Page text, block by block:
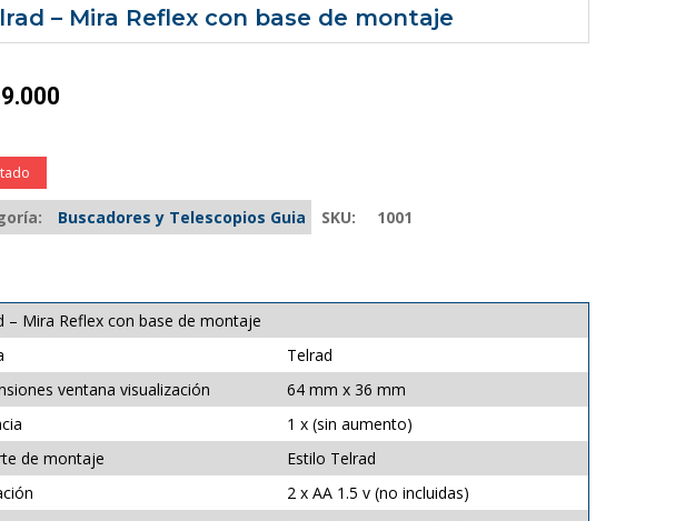
– Mira Reflex con base de montaje
Buscadores y Telescopios Guia SKU: 1001
– Mira Reflex con base de montaje
Telrad
ventana visualización
64 mm x 36 mm
1 x (sin aumento)
de montaje
Estilo Telrad
2 x AA 1.5 v (no incluidas)